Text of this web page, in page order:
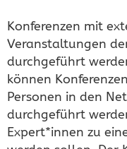
Konferenzen mit
Veranstaltungen
durchgeführt
können
Personen in den
durchgeführt
Expert*innen zu